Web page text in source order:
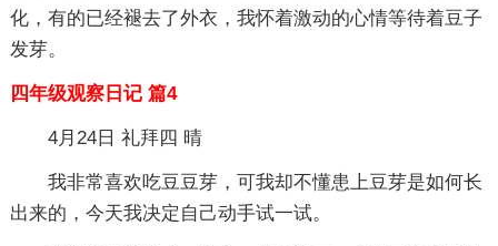
化，有的已经褪去了外衣，我怀着激动的心情等待着豆子
发芽。
四年级观察日记 篇4
4月24日 礼拜四 晴
我非常喜欢吃豆豆芽，可我却不懂患上豆芽是如何长
出来的，今天我决定自己动手试一试。